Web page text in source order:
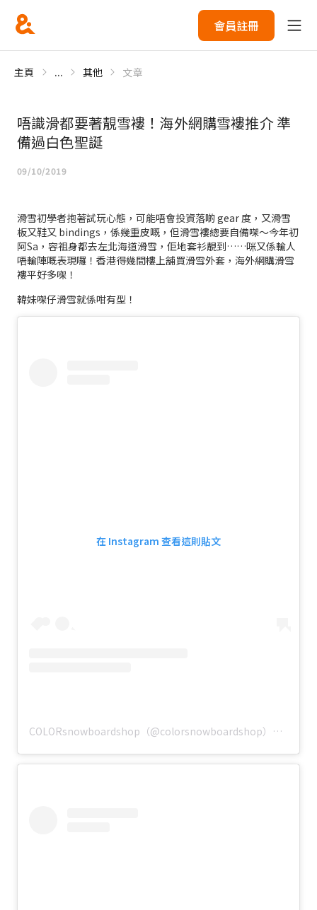
會員註冊
主頁 ... 其他 文章
唔識滑都要著靚雪褸！海外網購雪褸推介 準
備過白色聖誕
09/10/2019
滑雪初學者抱著試玩心態，可能唔會投資落啲 gear 度，又滑雪
板又鞋又 bindings，係幾重皮嘅，但滑雪褸總要自備㗎～今年初
阿Sa，容祖身都去左北海道滑雪，佢地套衫靚到……咪又係輸人
唔輸陣嘅表現囉！香港得幾間樓上舖買滑雪外套，海外網購滑雪
褸平好多㗎！
韓妹㗎仔滑雪就係咁有型！
在 Instagram 查看這則貼文
COLORsnowboardshop（@colorsnowboardshop）分享的貼文